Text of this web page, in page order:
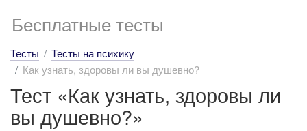
Бесплатные тесты
Тесты
Тесты на психику
Как узнать, здоровы ли вы душевно?
Тест «Как узнать, здоровы ли
вы душевно?»